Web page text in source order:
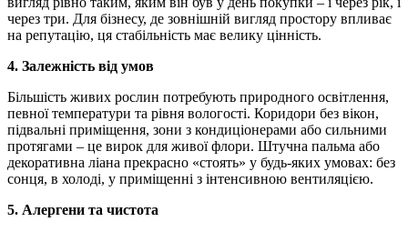
через три. Для бізнесу, де зовнішній вигляд простору впливає
на репутацію, ця стабільність має велику цінність.
4. Залежність від умов
Більшість живих рослин потребують природного освітлення,
певної температури та рівня вологості. Коридори без вікон,
підвальні приміщення, зони з кондиціонерами або сильними
протягами – це вирок для живої флори. Штучна пальма або
декоративна ліана прекрасно «стоять» у будь-яких умовах: без
сонця, в холоді, у приміщенні з інтенсивною вентиляцією.
5. Алергени та чистота